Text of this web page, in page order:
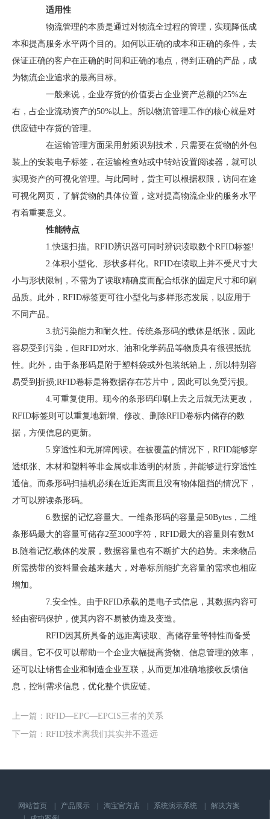
适用性
物流管理的本质是通过对物流全过程的管理，实现降低成
本和提高服务水平两个目的。如何以正确的成本和正确的条件，去
保证正确的客户在正确的时间和正确的地点，得到正确的产品，成
为物流企业追求的最高目标。
一般来说，企业存货的价值要占企业资产总额的25%左
右，占企业流动资产的50%以上。所以物流管理工作的核心就是对
供应链中存货的管理。
在运输管理方面采用射频识别技术，只需要在货物的外包
装上的安装电子标签，在运输检查站或中转站设置阅读器，就可以
实现资产的可视化管理。与此同时，货主可以根据权限，访问在途
可视化网页，了解货物的具体位置，这对提高物流企业的服务水平
有着重要意义。
性能特点
1.快速扫描。RFID辨识器可同时辨识读取数个RFID标签!
2.体积小型化、形状多样化。RFID在读取上并不受尺寸大
小与形状限制，不需为了读取精确度而配合纸张的固定尺寸和印刷
品质。此外，RFID标签更可往小型化与多样形态发展，以应用于
不同产品。
3.抗污染能力和耐久性。传统条形码的载体是纸张，因此
容易受到污染，但RFID对水、油和化学药品等物质具有很强抵抗
性。此外，由于条形码是附于塑料袋或外包装纸箱上，所以特别容
易受到折损;RFID卷标是将数据存在芯片中，因此可以免受污损。
4.可重复使用。现今的条形码印刷上去之后就无法更改，
RFID标签则可以重复地新增、修改、删除RFID卷标内储存的数
据，方便信息的更新。
5.穿透性和无屏障阅读。在被覆盖的情况下，RFID能够穿
透纸张、木材和塑料等非金属或非透明的材质，并能够进行穿透性
通信。而条形码扫描机必须在近距离而且没有物体阻挡的情况下，
才可以辨读条形码。
6.数据的记忆容量大。一维条形码的容量是50Bytes，二维
条形码最大的容量可储存2至3000字符，RFID最大的容量则有数M
B.随着记忆载体的发展，数据容量也有不断扩大的趋势。未来物品
所需携带的资料量会越来越大，对卷标所能扩充容量的需求也相应
增加。
7.安全性。由于RFID承载的是电子式信息，其数据内容可
经由密码保护，使其内容不易被伪造及变造。
RFID因其所具备的远距离读取、高储存量等特性而备受
瞩目。它不仅可以帮助一个企业大幅提高货物、信息管理的效率，
还可以让销售企业和制造企业互联，从而更加准确地接收反馈信
息，控制需求信息，优化整个供应链。
上一篇： RFID—EPC—EPCIS三者的关系
下一篇： RFID技术离我们其实并不遥远
网站首页 产品展示 淘宝官方店 系统演示系统
解决方案